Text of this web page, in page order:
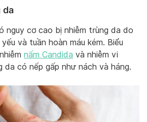
da
nguy cơ cao bị nhiễm trùng da do
và tuần hoàn máu kém. Biểu
nấm Candida và nhiễm vi
da có nếp gấp như nách và háng.